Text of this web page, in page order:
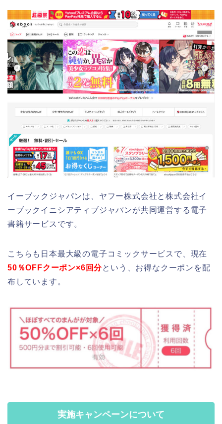
イーブックジャパンは、ヤフー株式会社と株式会社イ
ーブックイニシアティブジャパンが共同運営する電子
書籍サービスです。
こちらも日本最大級の電子コミックサービスで、現在
50％OFFクーポン×6回分という、お得なクーポンを配
布しています。
実施キャンペーンについて